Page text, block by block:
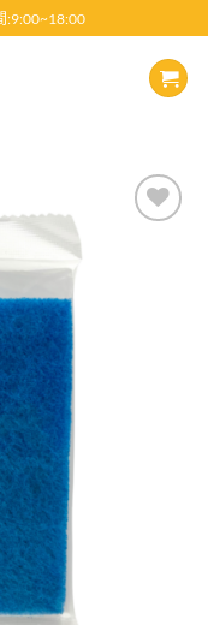
:9:00~18:00